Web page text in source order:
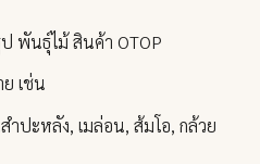
พันธุ์ไม้ สินค้า OTOP
เช่น
ปะหลัง, เมล่อน, ส้มโอ, กล้วย